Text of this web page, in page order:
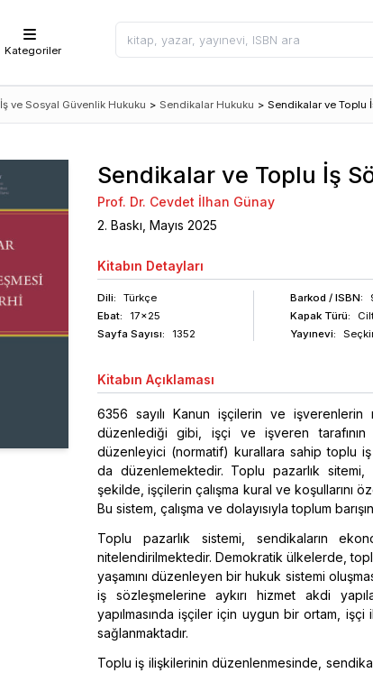
Kategoriler
İş ve Sosyal Güvenlik Hukuku > Sendikalar Hukuku > Sendikalar ve Toplu
Sendikalar ve Toplu İş
Prof. Dr. Cevdet İlhan Günay
2. Baskı, Mayıs 2025
Kitabın Detayları
Dili:
Türkçe
Ebat:
17x25
Sayfa Sayısı: 1352
Barkod / ISBN:
Kapak Türü:
Yayınevi:
Kitabın Açıklaması
6356 sayılı Kanun işçilerin ve
düzenlediği gibi, işçi ve işveren
düzenleyici (normatif) kurallara sahip toplu iş
da düzenlemektedir. Toplu pazarlık
şekilde, işçilerin çalışma kural ve koşullarını
Bu sistem, çalışma ve dolayısıyla toplum
Toplu pazarlık sistemi, sendikaların
nitelendirilmektedir. Demokratik ülkelerde,
yaşamını düzenleyen bir hukuk sistemi
iş sözleşmelerine aykırı hizmet akdi
yapılmasında işçiler için uygun bir ortam,
sağlanmaktadır.
Toplu iş ilişkilerinin düzenlenmesinde,